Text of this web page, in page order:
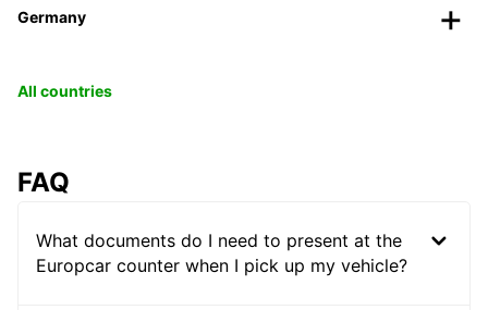
Germany
All countries
FAQ
What documents do I need to present at the
Europcar counter when I pick up my vehicle?